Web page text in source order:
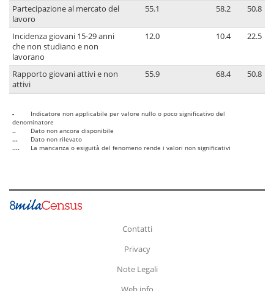
Partecipazione al mercato del
lavoro
55.1 58.2 50.8
Incidenza giovani 15-29 anni
che non studiano e non
lavorano
12.0 10.4 22.5
Rapporto giovani attivi e non
attivi
55.9 68.4 50.8
-
Indicatore non applicabile per valore nullo o poco significativo del
denominatore
..
Dato non ancora disponibile
...
Dato non rilevato
....
La mancanza o esiguità del fenomeno rende i valori non significativi
Contatti
Privacy
Note Legali